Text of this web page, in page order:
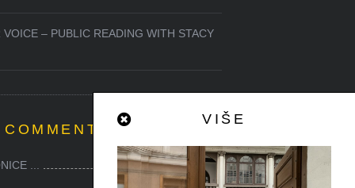
VIŠE
VOICE – PUBLIC READING WITH STACY
COMMENTED
0
...